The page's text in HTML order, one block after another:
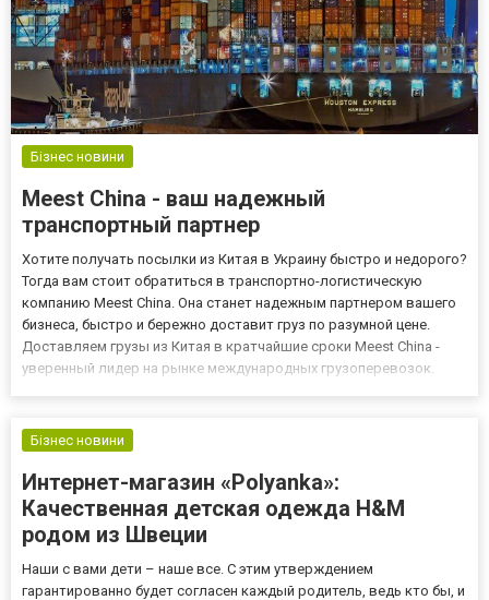
Бізнес новини
Meest China - ваш надежный
транспортный партнер
Хотите получать посылки из Китая в Украину быстро и недорого?
Тогда вам стоит обратиться в транспортно-логистическую
компанию Meest China. Она станет надежным партнером вашего
бизнеса, быстро и бережно доставит груз по разумной цене.
Доставляем грузы из Китая в кратчайшие сроки Meest China -
уверенный лидер на рынке международных грузоперевозок.
Бізнес новини
Интернет-магазин «Polyanka»:
Качественная детская одежда H&М
родом из Швеции
Наши с вами дети – наше все. С этим утверждением
гарантированно будет согласен каждый родитель, ведь кто бы, и